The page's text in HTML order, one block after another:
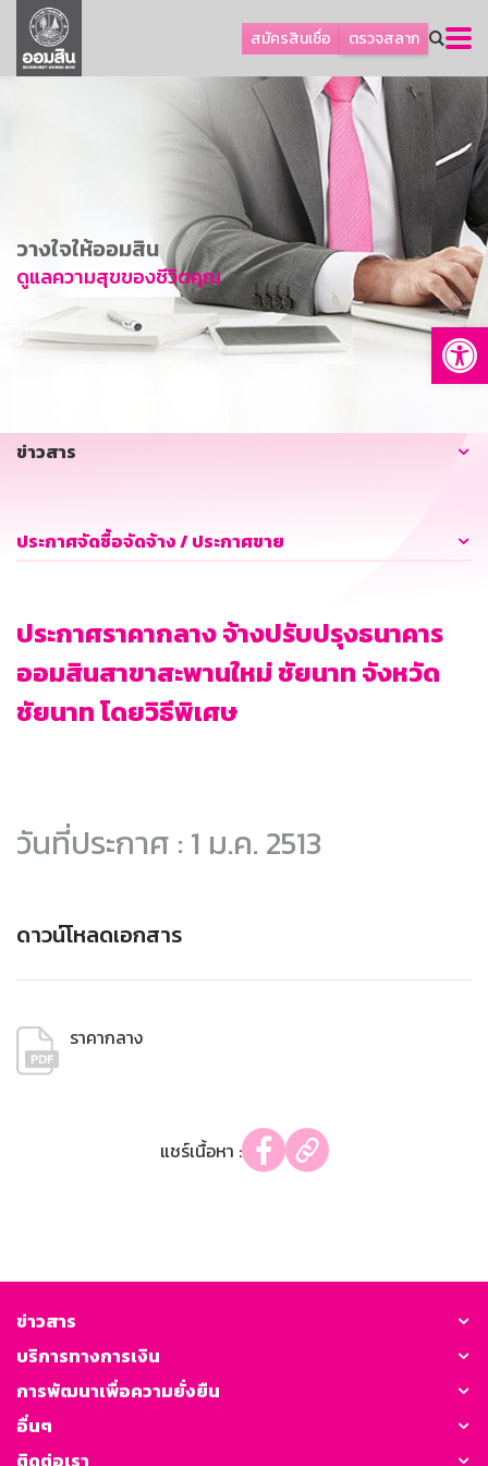
สมัครสินเชื่อ ตรวจสลาก
ลูกค้าธุรกิจ
ลูกค้าผู้ประกอบรายย่อย
การพัฒนาที่ยั่งยืน
ข่าวสาร
บริการทางการเงิน
อื่นๆ
วางใจให้ออมสิน
ดูแลความสุขของชีวิตคุณ
ข่าวสาร
ประกาศจัดซื้อจัดจ้าง / ประกาศขาย
ประกาศราคากลาง จ้างปรับปรุงธนาคาร
ออมสินสาขาสะพานใหม่ ชัยนาท จังหวัด
ชัยนาท โดยวิธีพิเศษ
วันที่ประกาศ : 1 ม.ค. 2513
ดาวน์โหลดเอกสาร
ราคากลาง
แชร์เนื้อหา :
ข่าวสาร
บริการทางการเงิน
การพัฒนาเพื่อความยั่งยืน
อื่นๆ